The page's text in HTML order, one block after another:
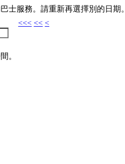
士服務。請重新再選擇別的日期
<<< << <
。